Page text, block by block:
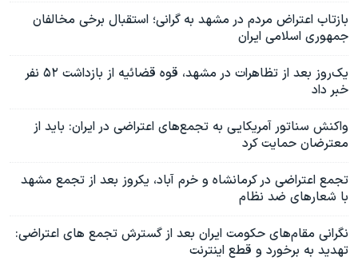
بازتاب اعتراض مردم در مشهد به گرانی؛ استقبال برخی مخالفان
جمهوری اسلامی ایران
یک‌روز بعد از تظاهرات در مشهد، قوه قضائیه از بازداشت ۵۲ نفر
خبر داد
واکنش سناتور آمریکایی به تجمع‌های اعتراضی در ایران: باید از
معترضان حمایت کرد
تجمع اعتراضی در کرمانشاه و خرم آباد، یکروز بعد از تجمع مشهد
با شعارهای ضد نظام
نگرانی مقام‌های حکومت ایران بعد از گسترش تجمع های اعتراضی:
تهدید به برخورد و قطع اینترنت